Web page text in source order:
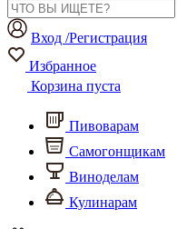
Вход /Регистрация
Избранное
Корзина пуста
Пивоварам
Самогонщикам
Виноделам
Кулинарам